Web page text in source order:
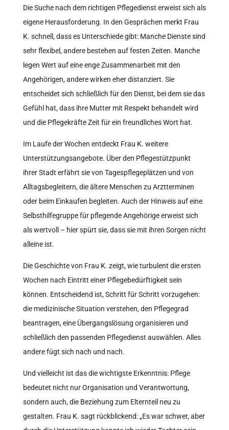
Die Suche nach dem richtigen Pflegedienst erweist sich als
eigene Herausforderung. In den Gesprächen merkt Frau
K. schnell, dass es Unterschiede gibt: Manche Dienste sind
sehr flexibel, andere bestehen auf festen Zeiten. Manche
legen Wert auf eine enge Zusammenarbeit mit den
Angehörigen, andere wirken eher distanziert. Sie
entscheidet sich schließlich für den Dienst, bei dem sie das
Gefühl hat, dass ihre Mutter mit Respekt behandelt wird
und die Pflegekräfte Zeit für ein freundliches Wort hat.
Im Laufe der Wochen entdeckt Frau K. weitere
Unterstützungsangebote. Über den Pflegestützpunkt
ihrer Stadt erfährt sie von Tagespflegeplätzen und von
Alltagsbegleitern, die ältere Menschen zu Arztterminen
oder beim Einkaufen begleiten. Auch der Hinweis auf eine
Selbsthilfegruppe für pflegende Angehörige erweist sich
als wertvoll – hier spürt sie, dass sie mit ihren Sorgen nicht
alleine ist.
Die Geschichte von Frau K. zeigt, wie turbulent die ersten
Wochen nach Eintritt einer Pflegebedürftigkeit sein
können. Entscheidend ist, Schritt für Schritt vorzugehen:
die medizinische Situation verstehen, den Pflegegrad
beantragen, eine Übergangslösung organisieren und
schließlich den passenden Pflegedienst auswählen. Alles
andere fügt sich nach und nach.
Und vielleicht ist das die wichtigste Erkenntnis: Pflege
bedeutet nicht nur Organisation und Verantwortung,
sondern auch, die Beziehung zum Elternteil neu zu
gestalten. Frau K. sagt rückblickend: „Es war schwer, aber